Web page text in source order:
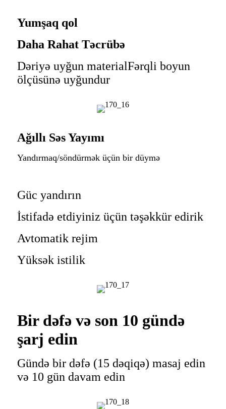
Yumşaq qol
Daha Rahat Təcrübə
Dəriyə uyğun materialFərqli boyun
ölçüsünə uyğundur
Ağıllı Səs Yayımı
Yandırmaq/söndürmək üçün bir düymə
Güc yandırın
İstifadə etdiyiniz üçün təşəkkür edirik
Avtomatik rejim
Yüksək istilik
Bir dəfə və son 10 gündə
şarj edin
Gündə bir dəfə (15 dəqiqə) masaj edin
və 10 gün davam edin